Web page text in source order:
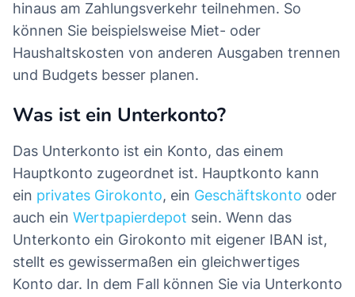
hinaus am Zahlungsverkehr teilnehmen. So
können Sie beispielsweise Miet- oder
Haushaltskosten von anderen Ausgaben trennen
und Budgets besser planen.
Was ist ein Unterkonto?
Das Unterkonto ist ein Konto, das einem
Hauptkonto zugeordnet ist. Hauptkonto kann
ein privates Girokonto, ein Geschäftskonto oder
auch ein Wertpapierdepot sein. Wenn das
Unterkonto ein Girokonto mit eigener IBAN ist,
stellt es gewissermaßen ein gleichwertiges
Konto dar. In dem Fall können Sie via Unterkonto